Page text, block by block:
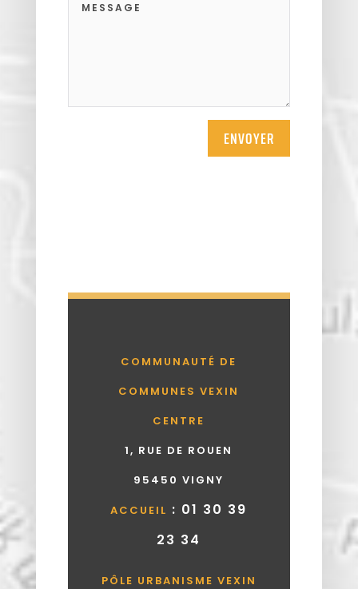
ENVOYER
COMMUNAUTÉ DE
COMMUNES VEXIN
CENTRE
1, RUE DE ROUEN
95450 VIGNY
ACCUEIL : 01 30 39
23 34
PÔLE URBANISME VEXIN